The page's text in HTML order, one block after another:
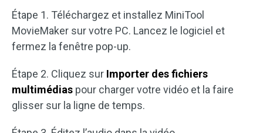
Étape 1. Téléchargez et installez MiniTool
MovieMaker sur votre PC. Lancez le logiciel et
fermez la fenêtre pop-up.
Étape 2. Cliquez sur Importer des fichiers
multimédias pour charger votre vidéo et la faire
glisser sur la ligne de temps.